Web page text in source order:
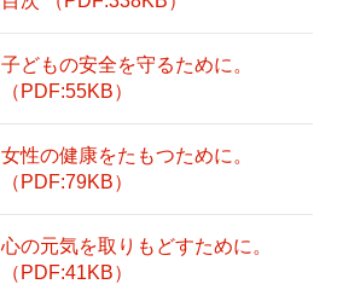
子どもの安全を守るために。
（PDF:55KB）
女性の健康をたもつために。
（PDF:79KB）
心の元気を取りもどすために。
（PDF:41KB）